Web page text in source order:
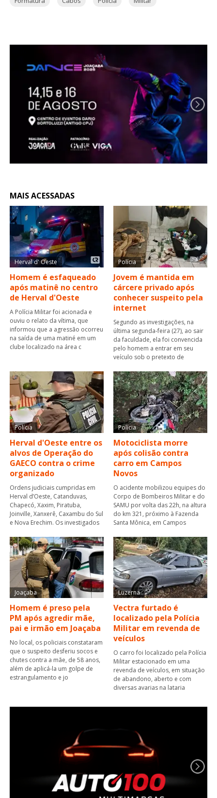
MAIS ACESSADAS
Herval d' Oeste
Homem é esfaqueado
após matinê no centro
de Herval d'Oeste
A Polícia Militar foi acionada e
ouviu o relato da vítima, que
informou que a agressão ocorreu
na saída de uma matiné em um
clube localizado na área c
Polícia
Jovem é mantida em
cárcere privado após
conhecer suspeito pela
internet
Segundo as investigações, na
última segunda-feira (27), ao sair
da faculdade, ela foi convencida
pelo homem a entrar em seu
veículo sob o pretexto de
Polícia
Herval d'Oeste entre os
alvos de Operação do
GAECO contra o crime
organizado
Ordens judiciais cumpridas em
Herval d’Oeste, Catanduvas,
Chapecó, Xaxim, Piratuba,
Joinville, Xanxerê, Caxambu do Sul
e Nova Erechim. Os investigados
Polícia
Motociclista morre
após colisão contra
carro em Campos
Novos
O acidente mobilizou equipes do
Corpo de Bombeiros Militar e do
SAMU por volta das 22h, na altura
do km 321, próximo à Fazenda
Santa Mônica, em Campos
Joaçaba
Homem é preso pela
PM após agredir mãe,
pai e irmão em Joaçaba
No local, os policiais constataram
que o suspeito desferiu socos e
chutes contra a mãe, de 58 anos,
além de aplicá-la um golpe de
estrangulamento e jo
Luzerna
Vectra furtado é
localizado pela Polícia
Militar em revenda de
veículos
O carro foi localizado pela Polícia
Militar estacionado em uma
revenda de veículos, em situação
de abandono, aberto e com
diversas avarias na lataria